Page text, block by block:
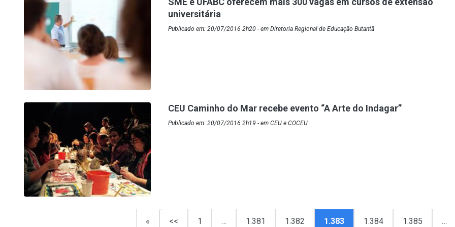
universitária
Publicado em: 20/07/2016 2h20 - em Diretoria Regional de Educação Butantã
CEU Caminho do Mar recebe evento “A Arte do Indagar”
Publicado em: 20/07/2016 2h19 - em CEU e COCEU
« << 1 … 1.381 1.382 1.383 1.384 1.385 …